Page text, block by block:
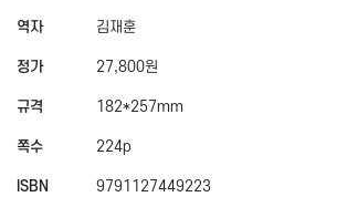
역자 김재훈
정가 27,800원
규격 182*257mm
쪽수 224p
ISBN 9791127449223